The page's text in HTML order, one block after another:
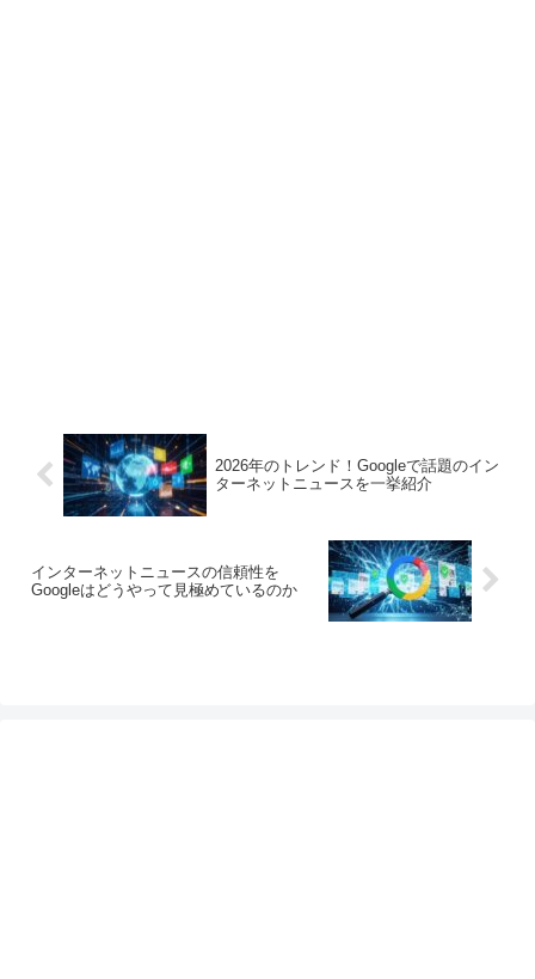
2026年のトレンド！Googleで話題のイン
ターネットニュースを一挙紹介
インターネットニュースの信頼性を
Googleはどうやって見極めているのか